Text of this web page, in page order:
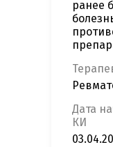
ранее
Дата
КИ